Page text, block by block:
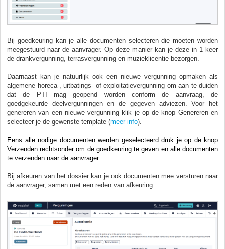
Bij goedkeuring kan je alle documenten selecteren die moeten worden
meegestuurd naar de aanvrager. Op deze manier kan je deze in 1 keer
de drankvergunning, terrasvergunning en muzieklicentie bezorgen.
Daarnaast kan je natuurlijk ook een nieuwe vergunning opmaken als
algemene horeca-, uitbatings- of exploitatievergunning om aan te duiden
dat de PTI mag geopend worden conform de aanvraag, de
goedgekeurde deelvergunningen en de gegeven adviezen. Voor het
genereren van een nieuwe vergunning klik je op de knop Genereren en
selecteer je de gewenste template (meer info).
Eens alle nodige documenten werden geselecteerd druk je op de knop
Verzenden rechtsonder om de goedkeuring te geven en alle documenten
te verzenden naar de aanvrager.
Bij afkeuren van het dossier kan je ook documenten mee versturen naar
de aanvrager, samen met een reden van afkeuring.